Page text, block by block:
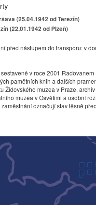
(25.04.1942 od Terezín)
(22.01.1942 od Plzeň)
před nástupem do transporu: v
v roce 2001
pamětních knih a dalších
Židovského muzea v Praze,
muzea v Osvětimi a osobní
označují stav těsně